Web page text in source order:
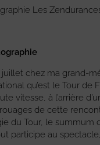
Les
chez ma grand-
qu’est le Tour de
vitesse, à l’arrière
de cette
du Tour, le summum
participe au